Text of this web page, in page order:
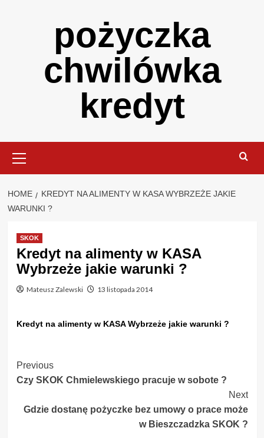
pożyczka
chwilówka
kredyt
Menu
HOME
KREDYT NA ALIMENTY W KASA WYBRZEŻE JAKIE
WARUNKI ?
SKOK
Kredyt na alimenty w KASA
Wybrzeże jakie warunki ?
Mateusz Zalewski 13 listopada 2014
Kredyt na alimenty w KASA Wybrzeże jakie warunki ?
Post
Navigation
Previous
Czy SKOK Chmielewskiego pracuje w sobote ?
Next
Gdzie dostanę pożyczke bez umowy o prace może
w Bieszczadzka SKOK ?